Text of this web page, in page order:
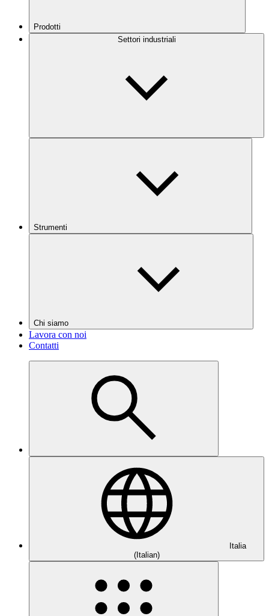
Prodotti
Settori industriali
Strumenti
Chi siamo
Lavora con noi
Contatti
Italia
(Italian)